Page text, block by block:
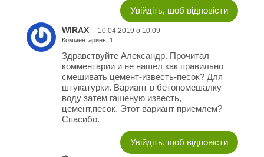
Увійдіть, щоб відповісти
WIRAX 10.04.2019 о 10:09
Комментариев: 1
Здравствуйте Александр. Прочитал
комментарии и не нашел как правильно
смешивать цемент-известь-песок? Для
штукатурки. Вариант в бетономешалку
воду затем гашеную известь,
цемент,песок. Этот вариант приемлем?
Спасибо.
Увійдіть, щоб відповісти